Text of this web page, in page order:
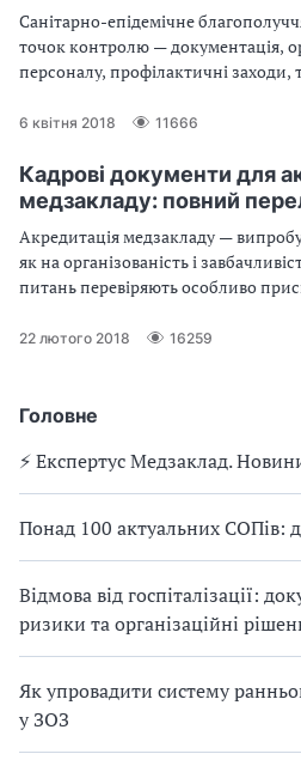
Головне
⚡️ Експертус Медзаклад.
Понад 100 актуальних СОПів:
Відмова від госпіталізації:
ризики та організаційні
Як упровадити систему
у ЗОЗ
Санітарно-епідемічне
точок контролю — документація,
персоналу, профілактичні заходи,
перевірки, щоб ви могли на 100%
6 квітня 2018 11666
Кадрові документи для
медзакладу: повний
Акредитація медзакладу —
як на організованість і
питань перевіряють особливо
потрібно підготувати та які
22 лютого 2018 16259